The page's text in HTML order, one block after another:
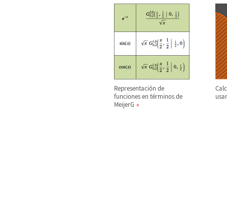
Representación de
funciones en términos de
MeijerG